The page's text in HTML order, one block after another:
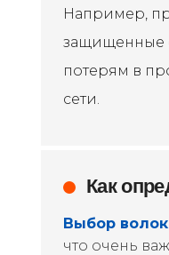
Например,
защищенные
потерям в
сети.
Как
Выбор
что очень